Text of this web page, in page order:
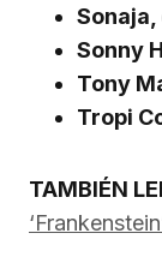
Sonaja,
Sonny
Tony
Tropi
TAMBIÉN